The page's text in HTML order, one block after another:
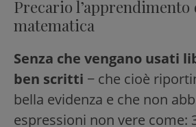
Precario l’apprendimento
matematica
Senza che vengano usati
ben scritti − che cioè
bella evidenza e che non
espressioni non vere come: